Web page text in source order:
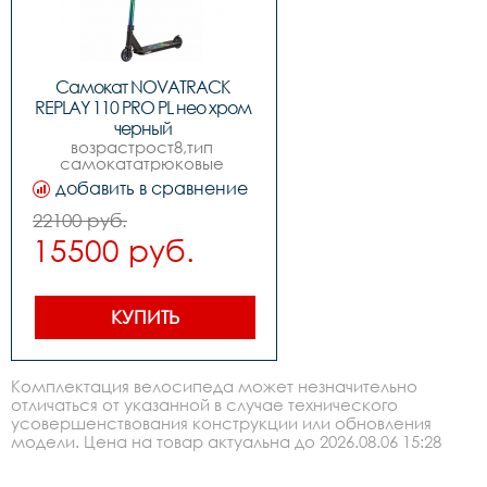
Самокат NOVATRACK
REPLAY 110 PRO PL нео хром
черный
(110A.REPLAY.3NCBK20)
возрастрост8,тип
самокататрюковые
самокаты,материал
декиалюминий,тип
рулевой
колонкиинтегрированная,ширина
деки,
покрытиешкурка,нагрузка,
кг100,конструкциянескладной,материал
колесполиуретан,модельный
год2020,наименование
коллекцииreplay,класс
11,высота руля,
мм74,длина деки, см50,
добавить в сравнение
22100 руб.
15500 руб.
КУПИТЬ
Комплектация велосипеда может незначительно
отличаться от указанной в случае технического
усовершенствования конструкции или обновления
модели. Цена на товар актуальна до 2026.08.06 15:28